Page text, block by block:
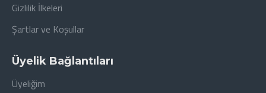
Gizlilik İlkeleri
Şartlar ve Koşullar
Üyelik Bağlantıları
Üyeliğim